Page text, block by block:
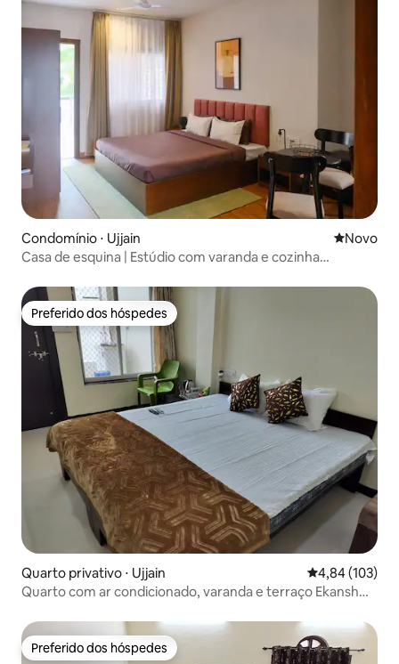
Condomínio ⋅ Ujjain Novo
Novo
Casa de esquina | Estúdio com varanda e cozinha
Preferido dos hóspedes
Preferido dos hóspedes
Quarto privativo ⋅ Ujjain 4,84 de uma
4,84 (103)
Quarto com ar condicionado, varanda e terraço Ekansh
Preferido dos hóspedes
Preferido dos hóspedes